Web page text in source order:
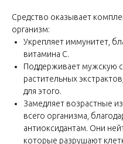
Средство оказывает
организм:
Укрепляет иммунитет,
витамина С.
Поддерживает мужскую
растительных
для этого.
Замедляет возрастные
всего организма,
антиоксидантам. Они
которые разрушают